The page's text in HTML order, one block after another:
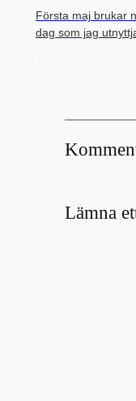
Första maj brukar
dag som jag
Lämna